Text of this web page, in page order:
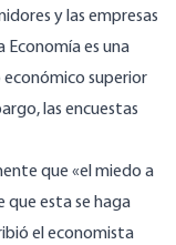
y las empresas
Economía es una
superior
las encuestas
que «el miedo a
que esta se haga
el economista